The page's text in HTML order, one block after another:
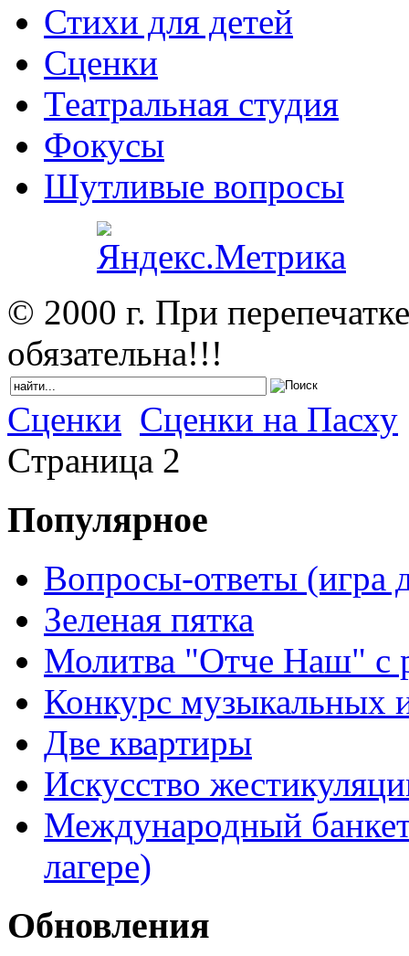
Стихи для детей
Сценки
Театральная студия
Фокусы
Шутливые вопросы
© 2000 г. При
обязательна!!!
Сценки Сценки на Пасху
Cтраница 2
Популярное
Вопросы-ответы (игра
Зеленая пятка
Молитва "Отче Наш" с
Конкурс музыкальных
Две квартиры
Искусство
Международный
лагере)
Обновления